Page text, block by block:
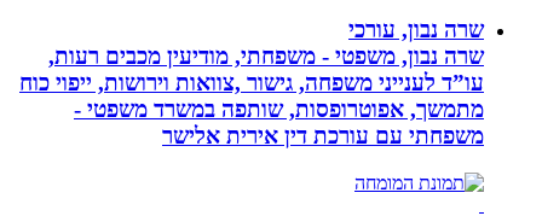
שרה נבון, עורכי
שרה נבון, משפטי - משפחתי, מודיעין מכבים רעות,
עו”ד לענייני משפחה, גישור ,צוואות וירושות, ייפוי כוח
מתמשך, אפוטרופסות, שותפה במשרד משפטי -
משפחתי עם עורכת דין אירית אלישר